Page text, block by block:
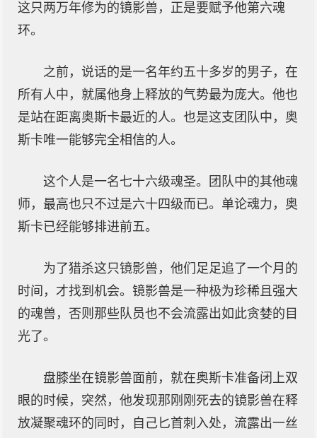
这只两万年修为的镜影兽，正是要赋予他第六魂
环。
之前，说话的是一名年约五十多岁的男子，在
所有人中，就属他身上释放的气势最为庞大。他也
是站在距离奥斯卡最近的人。也是这支团队中，奥
斯卡唯一能够完全相信的人。
这个人是一名七十六级魂圣。团队中的其他魂
师，最高也只不过是六十四级而已。单论魂力，奥
斯卡已经能够排进前五。
为了猎杀这只镜影兽，他们足足追了一个月的
时间，才找到机会。镜影兽是一种极为珍稀且强大
的魂兽，否则那些队员也不会流露出如此贪婪的目
光了。
盘膝坐在镜影兽面前，就在奥斯卡准备闭上双
眼的时候，突然，他发现那刚刚死去的镜影兽在释
放凝聚魂环的同时，自己匕首刺入处，流露出一丝